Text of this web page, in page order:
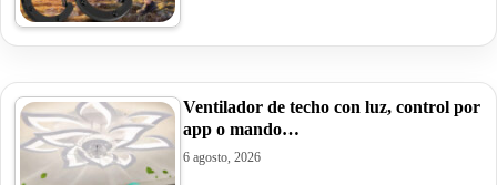
Ventilador de techo con luz, control por
app o mando…
6 agosto, 2026